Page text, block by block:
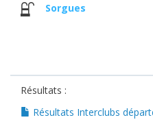
Sorgues
Résultats :
Résultats Interclubs